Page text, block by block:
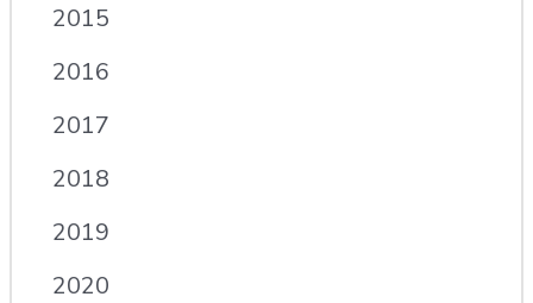
2015
2016
2017
2018
2019
2020